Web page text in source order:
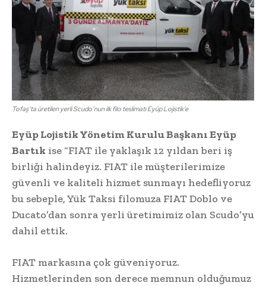
Tofaş’ta üretilen yerli Scudo’nun ilk filo teslimatı Eyüp Lojistik’e
Eyüp Lojistik Yönetim Kurulu Başkanı Eyüp
Bartık ise “FIAT ile yaklaşık 12 yıldan beri iş
birliği halindeyiz. FIAT ile müşterilerimize
güvenli ve kaliteli hizmet sunmayı hedefliyoruz
bu sebeple, Yük Taksi filomuza FIAT Doblo ve
Ducato’dan sonra yerli üretimimiz olan Scudo’yu
dahil ettik.
FIAT markasına çok güveniyoruz.
Hizmetlerinden son derece memnun olduğumuz